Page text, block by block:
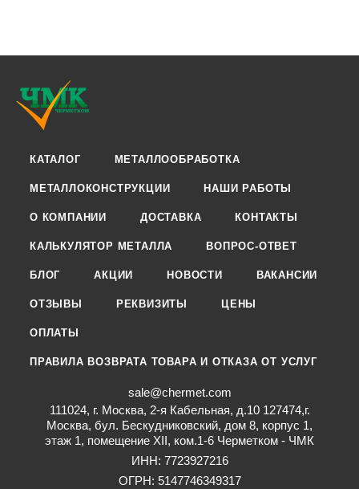
КАТАЛОГ МЕТАЛЛООБРАБОТКА
МЕТАЛЛОКОНСТРУКЦИИ НАШИ РАБОТЫ
О КОМПАНИИ ДОСТАВКА КОНТАКТЫ
КАЛЬКУЛЯТОР МЕТАЛЛА ВОПРОС-ОТВЕТ
БЛОГ АКЦИИ НОВОСТИ ВАКАНСИИ
ОТЗЫВЫ РЕКВИЗИТЫ ЦЕНЫ
ОПЛАТЫ
ПРАВИЛА ВОЗВРАТА ТОВАРА И ОТКАЗА ОТ УСЛУГ
sale@chermet.com
111024, г. Москва, 2-я Кабельная, д.10 127474,г.
Москва, бул. Бескудниковский, дом 8, корпус 1,
этаж 1, помещение XII, ком.1-6 Черметком - ЧМК
ИНН: 7723927216
ОГРН: 5147746349317